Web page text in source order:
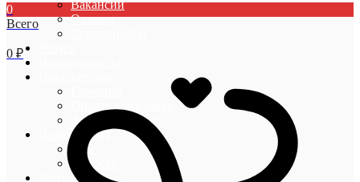
Вакансии
Отзывы
Акции и скидки
Информация
Блог
Новости
Контакты
0
Всего
0 ₽